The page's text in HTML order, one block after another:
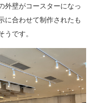
外壁がコースターになっ
に合わせて制作されたも
うです。